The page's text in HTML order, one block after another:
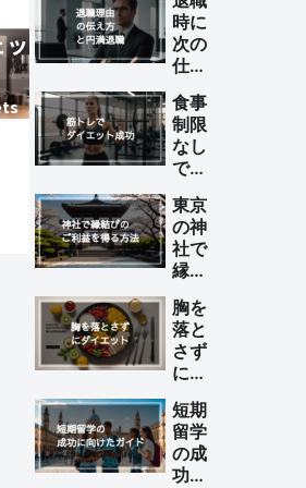
時に
次の
仕事
まっ
てい
ない
理由
の伝
え方
と円
満退
職の
ため
のポ
イン
ト
食事
制限
なし
で筋
によ
るダ
イエ
ット
を成
功さ
せる
方法
東京
の神
社で
縁結
ご利
益を
得る
方法
胸を
落と
さず
にダ
ット
する
方法
短期
留学
の成
功に